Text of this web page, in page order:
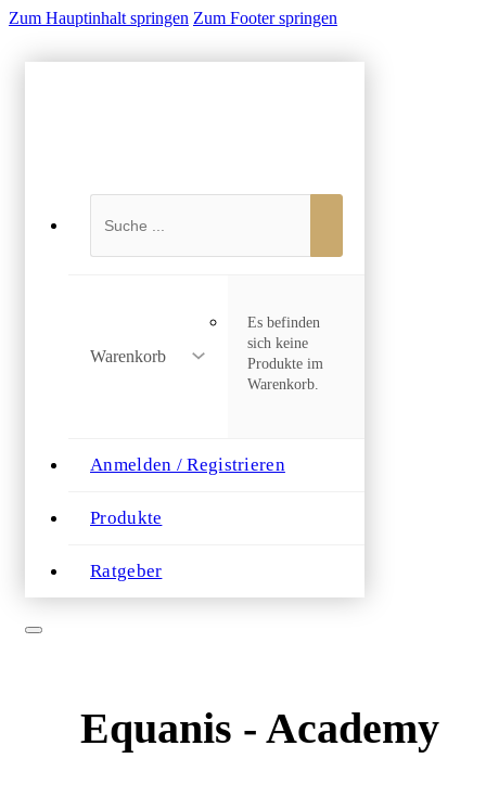
Zum Hauptinhalt springen Zum Footer springen
Suchen
Warenkorb
Es befinden
sich keine
Produkte im
Warenkorb.
Anmelden / Registrieren
Produkte
Ratgeber
Equanis - Academy